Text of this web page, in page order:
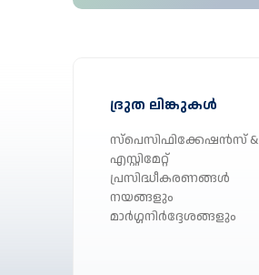
ദ്രുത ലിങ്കുകൾ
സ്പെസിഫിക്കേഷൻസ് &
എസ്റ്റിമേറ്റ്
പ്രസിദ്ധീകരണങ്ങൾ
നയങ്ങളും
മാർഗ്ഗനിർദ്ദേശങ്ങളും